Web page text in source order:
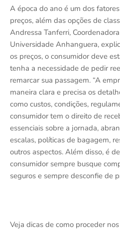
A época do ano é um dos
preços, além das opções de
Andressa Tanferri,
Universidade Anhanguera,
os preços, o consumidor deve
tenha a necessidade de pedir
remarcar sua passagem. “A
maneira clara e precisa os
como custos, condições,
consumidor tem o direito de
essenciais sobre a jornada,
escalas, políticas de bagagem,
outros aspectos. Além disso, é
consumidor sempre busque
seguros e sempre desconfie de
Veja dicas de como proceder